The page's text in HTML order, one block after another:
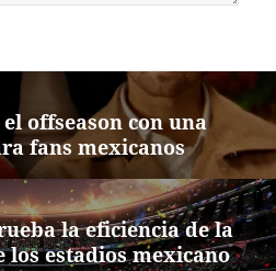
offseason con una
fans mexicanos
la eficiencia de la
estadios mexicano